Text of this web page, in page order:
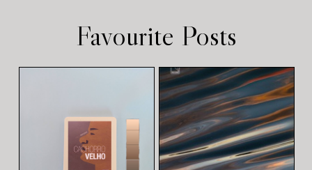
Favourite Posts